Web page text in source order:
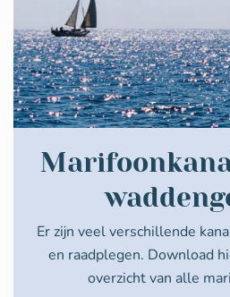
Er zijn veel verschillende
en raadplegen. Download
overzicht van alle